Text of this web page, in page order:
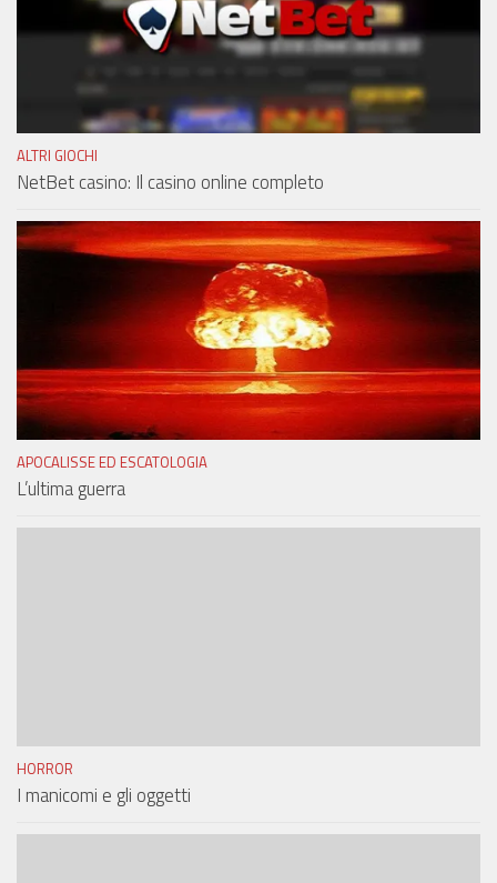
ALTRI GIOCHI
NetBet casino: Il casino online completo
APOCALISSE ED ESCATOLOGIA
L’ultima guerra
HORROR
I manicomi e gli oggetti